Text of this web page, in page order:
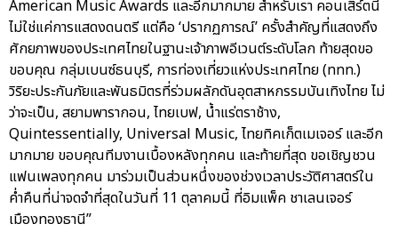
American Music Awards และอีกมากมาย สำหรับเรา คอนเสิร์ตนี้
ไม่ใช่แค่การแสดงดนตรี แต่คือ ‘ปรากฏการณ์’ ครั้งสำคัญที่แสดงถึง
ศักยภาพของประเทศไทยในฐานะเจ้าภาพอีเวนต์ระดับโลก ท้ายสุดขอ
ขอบคุณ กลุ่มเบนซ์ธนบุรี, การท่องเที่ยวแห่งประเทศไทย (ททท.)
วิริยะประกันภัยและพันธมิตรที่ร่วมผลักดันอุตสาหกรรมบันเทิงไทย ไม่
ว่าจะเป็น, สยามพารากอน, ไทยเบฟ, น้ำแร่ตราช้าง,
Quintessentially, Universal Music, ไทยทิคเก็ตเมเจอร์ และอีก
มากมาย ขอบคุณทีมงานเบื้องหลังทุกคน และท้ายที่สุด ขอเชิญชวน
แฟนเพลงทุกคน มาร่วมเป็นส่วนหนึ่งของช่วงเวลาประวัติศาสตร์ใน
ค่ำคืนที่น่าจดจำที่สุดในวันที่ 11 ตุลาคมนี้ ที่อิมแพ็ค ชาเลนเจอร์
เมืองทองธานี”